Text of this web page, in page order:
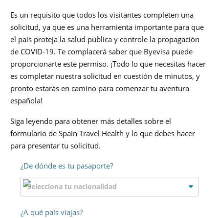
Es un requisito que todos los visitantes completen una
solicitud, ya que es una herramienta importante para que
el país proteja la salud pública y controle la propagación
de COVID-19. Te complacerá saber que Byevisa puede
proporcionarte este permiso. ¡Todo lo que necesitas hacer
es completar nuestra solicitud en cuestión de minutos, y
pronto estarás en camino para comenzar tu aventura
española!
Siga leyendo para obtener más detalles sobre el
formulario de Spain Travel Health y lo que debes hacer
para presentar tu solicitud.
¿De dónde es tu pasaporte?
¿A qué país viajas?